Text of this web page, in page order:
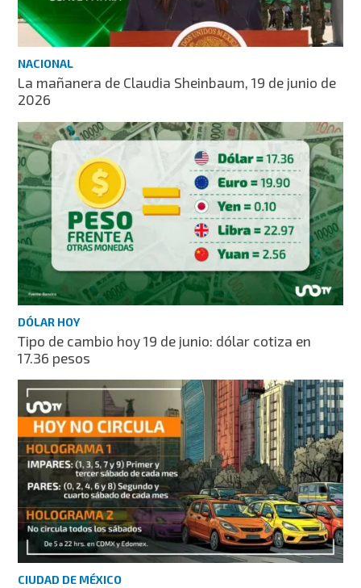
NACIONAL
La mañanera de Claudia Sheinbaum, 19 de junio de
2026
DÓLAR HOY
Tipo de cambio hoy 19 de junio: dólar cotiza en
17.36 pesos
CIUDAD DE MÉXICO